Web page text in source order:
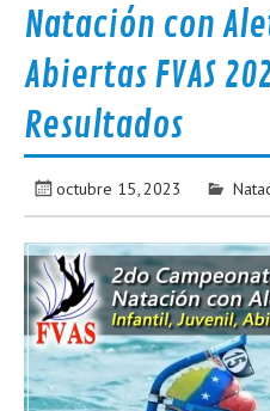
Natación con
Abiertas FVAS
Resultados
octubre 15, 2023